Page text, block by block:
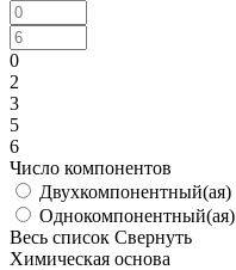
0
2
3
5
6
Число компонентов
Двухкомпонентный(ая)
Однокомпонентный(ая)
Весь список Свернуть
Химическая основа